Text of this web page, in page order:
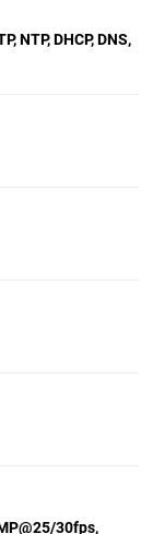
NTP, DHCP, DNS,
30fps,